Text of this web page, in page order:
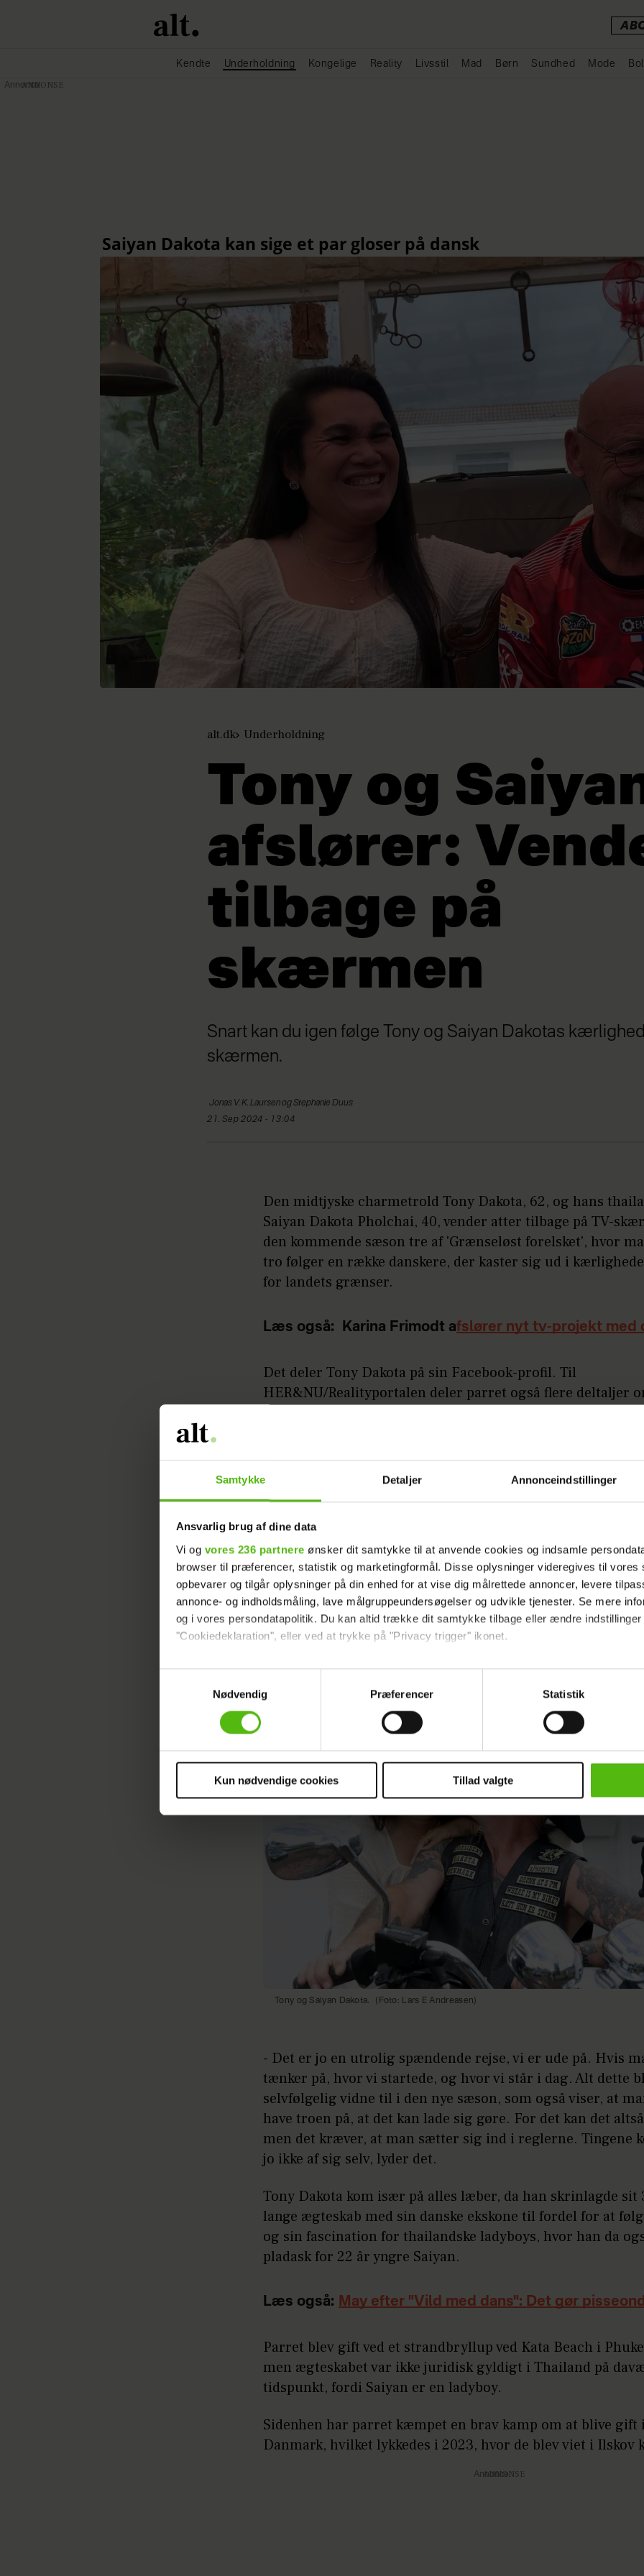
Samtykke Detaljer Annonceindstillinger
Ansvarlig brug af dine data
Vi og vores 236 partnere ønsker dit samtykke til at anvende cookies og indsamle
browser til præferencer, statistik og marketingformål. Disse oplysninger videregives til vores
opbevarer og tilgår oplysninger på din enhed for at vise dig målrettede annoncer, levere
annonce- og indholdsmåling, lave målgruppeundersøgelser og udvikle tjenester. Se mere
og i vores persondatapolitik. Du kan altid trække dit samtykke tilbage eller ændre
"Cookiedeklaration", eller ved at trykke på "Privacy trigger" ikonet.
Dine valg anvendes på hele websitet.
Vi ønsker dit samtykke til at indsamle og bruge data for at kunne levere og finansiere
Vi anvender egne cookies og cookies fra tredjeparter til at at optimere dit besøg på vores
sociale medier.
cookies, samarbejdspartnere og behandling af dine personoplysninger i forbindelse hermed i
privatlivspolitik ogcookiepolitik
Nødvendig
Præferencer Statistik
Kun nødvendige cookies Tillad valgte
Kendte Underholdning Kongelige Reality Livsstil Mad Børn Sundhed Mode
alt.dk Underholdning
Tony og
afslører:
tilbage på
skærmen
Snart kan du igen følge Tony og Saiyan Dakotas
skærmen.
Jonas V. K. Laursen og Stephanie Duus
21. Sep 2024 - 13:04
Den midtjyske charmetrold Tony Dakota, 62, og hans
Saiyan Dakota Pholchai, 40, vender atter tilbage på TV-
den kommende sæson tre af 'Grænseløst forelsket', hvor
tro følger en række danskere, der kaster sig ud i
for landets grænser.
Læs også: Karina Frimodt afslører nyt tv-projekt med
Det deler Tony Dakota på sin Facebook-profil. Til
HER&NU/Realityportalen deler parret også flere deltaljer
hvor TV-holdet lejede det andet, afslører Tony Dakota
LÆS OGSÅ
Grevinde Alexandra er
er hendes nye mand
Tony og Saiyan Dakota. (Foto: Lars E Andreasen)
- Det er jo en utrolig spændende rejse, vi er ude på. Hvis
tænker på, hvor vi startede, og hvor vi står i dag. Alt dette
selvfølgelig vidne til i den nye sæson, som også viser, at
have troen på, at det kan lade sig gøre. For det kan det
men det kræver, at man sætter sig ind i reglerne. Tingene
jo ikke af sig selv, lyder det.
Tony Dakota kom især på alles læber, da han skrinlagde sit
lange ægteskab med sin danske ekskone til fordel for at
og sin fascination for thailandske ladyboys, hvor han da
pladask for 22 år yngre Saiyan.
Læs også: May efter "Vild med dans": Det gør
Parret blev gift ved et strandbryllup ved Kata Beach i
men ægteskabet var ikke juridisk gyldigt i Thailand på
tidspunkt, fordi Saiyan er en ladyboy.
Sidenhen har parret kæmpet en brav kamp om at blive gift
Danmark, hvilket lykkedes i 2023, hvor de blev viet i Ilskov
Annonce
Annonce